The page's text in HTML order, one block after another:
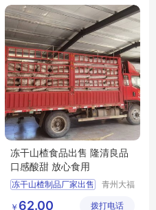
冻干山楂食品
冻干山楂食品出售 隆清良品
口感酸甜 放心食用
冻干山楂制品厂家出售
青州大福
展有限公
￥ 62.00 拨打电话